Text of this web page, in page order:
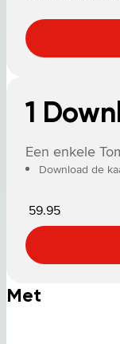
1
Een enkele
Download de
59.95
Met